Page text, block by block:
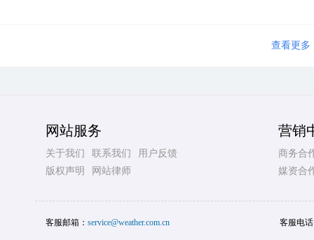
查看更多
网站服务
关于我们 联系我们
用户反馈
版权声明
网站律师
营销
商务合
媒资合
客服邮箱： service@weather.com.cn 客服电